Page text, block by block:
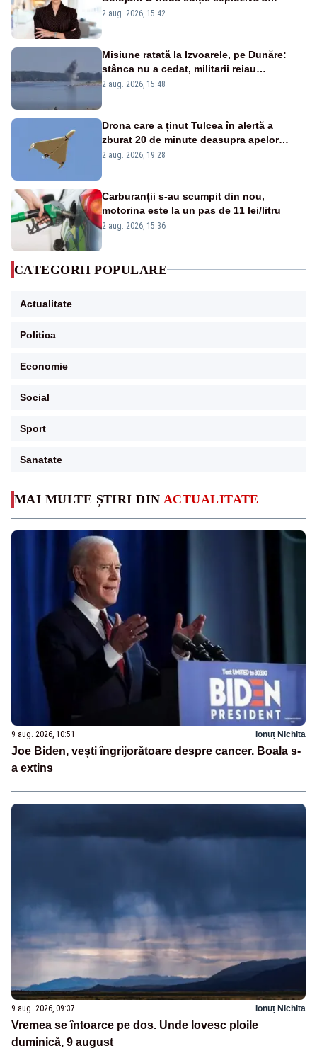
MAI MULTE ȘTIRI DIN ACTUALITATE
9 aug. 2026, 10:51 Ionuț Nichita
Joe Biden, vești îngrijorătoare despre cancer. Boala s-
a extins
9 aug. 2026, 09:37 Ionuț Nichita
Vremea se întoarce pe dos. Unde lovesc ploile
duminică, 9 august
emisiunii „Miza Zilei” la Realitatea PLUS
2 aug. 2026, 15:42
Misiune ratată la Izvoarele, pe Dunăre:
stânca nu a cedat, militarii reiau
detonările luni – VIDEO
2 aug. 2026, 15:48
Drona care a ținut Tulcea în alertă a
zburat 20 de minute deasupra apelor
României. Au fost ridicate două F-16
2 aug. 2026, 19:28
Carburanții s-au scumpit din nou,
motorina este la un pas de 11 lei/litru
2 aug. 2026, 15:36
CATEGORII POPULARE
Actualitate
Politica
Economie
Social
Sport
Sanatate